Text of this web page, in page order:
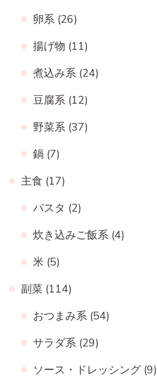
卵系 (26)
揚げ物 (11)
煮込み系 (24)
豆腐系 (12)
野菜系 (37)
鍋 (7)
主食 (17)
パスタ (2)
炊き込みご飯系 (4)
米 (5)
副菜 (114)
おつまみ系 (54)
サラダ系 (29)
ソース・ドレッシング(9)